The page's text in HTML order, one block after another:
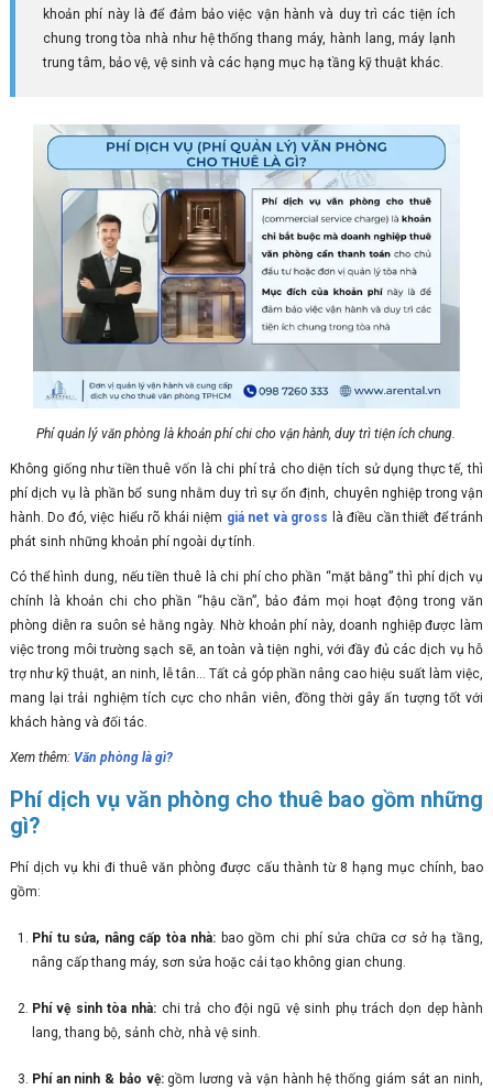
khoản phí này là để đảm bảo việc vận hành và duy trì các tiện ích
chung trong tòa nhà như hệ thống thang máy, hành lang, máy lạnh
trung tâm, bảo vệ, vệ sinh và các hạng mục hạ tầng kỹ thuật khác.
Phí quản lý văn phòng là khoản phí chi cho vận hành, duy trì tiện ích chung.
Không giống như tiền thuê vốn là chi phí trả cho diện tích sử dụng thực tế, thì
phí dịch vụ là phần bổ sung nhằm duy trì sự ổn định, chuyên nghiệp trong vận
hành. Do đó, việc hiểu rõ khái niệm giá net và gross là điều cần thiết để tránh
phát sinh những khoản phí ngoài dự tính.
Có thể hình dung, nếu tiền thuê là chi phí cho phần “mặt bằng” thì phí dịch vụ
chính là khoản chi cho phần “hậu cần”, bảo đảm mọi hoạt động trong văn
phòng diễn ra suôn sẻ hằng ngày. Nhờ khoản phí này, doanh nghiệp được làm
việc trong môi trường sạch sẽ, an toàn và tiện nghi, với đầy đủ các dịch vụ hỗ
trợ như kỹ thuật, an ninh, lễ tân... Tất cả góp phần nâng cao hiệu suất làm việc,
mang lại trải nghiệm tích cực cho nhân viên, đồng thời gây ấn tượng tốt với
khách hàng và đối tác.
Xem thêm: Văn phòng là gì?
Phí dịch vụ văn phòng cho thuê bao gồm những
gì?
Phí dịch vụ khi đi thuê văn phòng được cấu thành từ 8 hạng mục chính, bao
gồm:
Phí tu sửa, nâng cấp tòa nhà: bao gồm chi phí sửa chữa cơ sở hạ tầng,
nâng cấp thang máy, sơn sửa hoặc cải tạo không gian chung.
Phí vệ sinh tòa nhà: chi trả cho đội ngũ vệ sinh phụ trách dọn dẹp hành
lang, thang bộ, sảnh chờ, nhà vệ sinh.
Phí an ninh & bảo vệ:gồm lương và vận hành hệ thống giám sát an ninh,